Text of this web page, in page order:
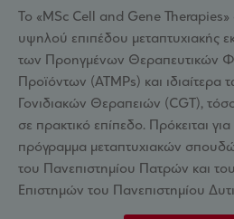
Το «MSc Cell and Gene
υψηλού επιπέδου μεταπτυχιακής
των Προηγμένων Θεραπευτικών
Προϊόντων (ATMPs) και ιδιαίτερα
Γονιδιακών Θεραπειών (CGT),
σε πρακτικό επίπεδο. Πρόκειται
πρόγραμμα μεταπτυχιακών
του Πανεπιστημίου Πατρών και
Επιστημών του Πανεπιστημίου